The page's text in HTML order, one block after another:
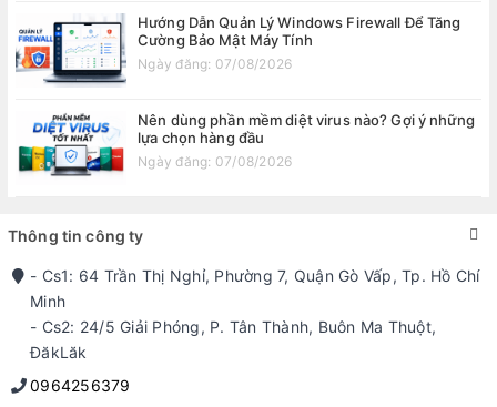
Hướng Dẫn Quản Lý Windows Firewall Để Tăng
Cường Bảo Mật Máy Tính
Ngày đăng: 07/08/2026
Nên dùng phần mềm diệt virus nào? Gợi ý những
lựa chọn hàng đầu
Ngày đăng: 07/08/2026
Thông tin công ty
- Cs1: 64 Trần Thị Nghỉ, Phường 7, Quận Gò Vấp, Tp. Hồ Chí
Minh
- Cs2: 24/5 Giải Phóng, P. Tân Thành, Buôn Ma Thuột,
ĐăkLăk
0964256379